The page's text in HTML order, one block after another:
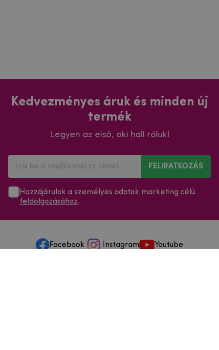
Kedvezményes áruk és minden új
termék
Legyen az első, aki hall róluk!
FELIRATKOZÁS
Hozzájárulok a személyes adatok marketing célú
feldolgozásához.
Facebook Instagram Youtube